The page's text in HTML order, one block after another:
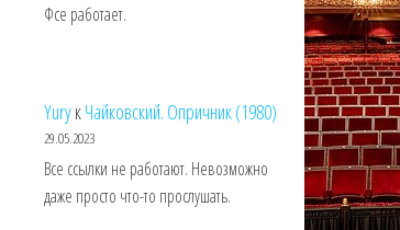
Фсе работает.
YuryкЧайковский. Опричник (1980)
29.05.2023
Все ссылки не работают. Невозможно
даже просто что-то прослушать.